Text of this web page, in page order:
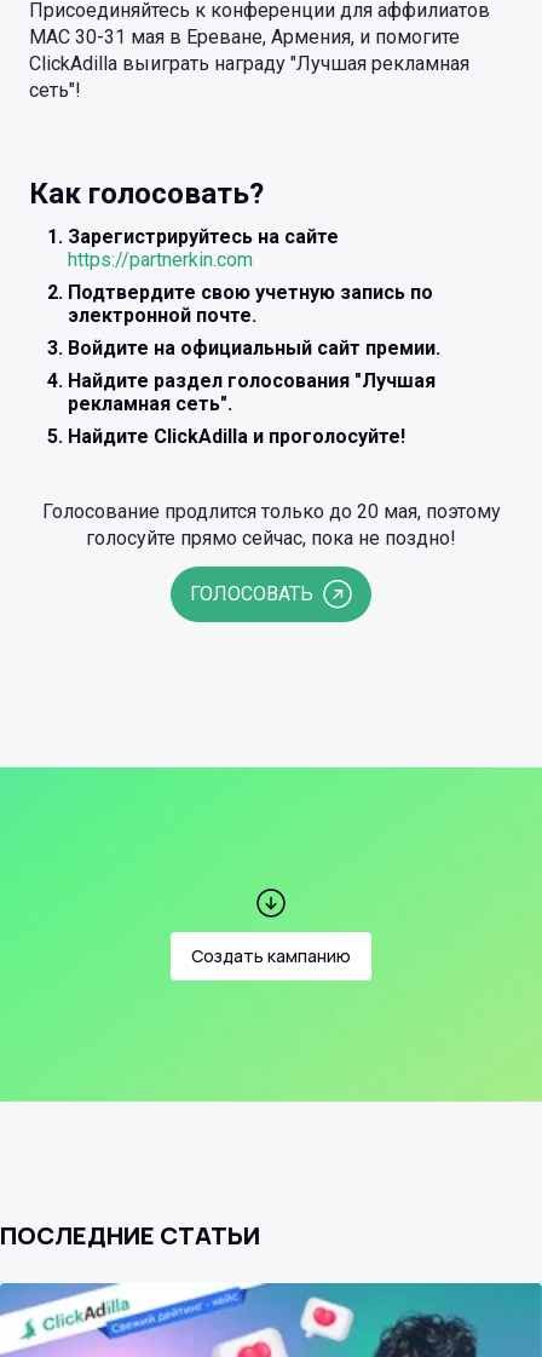
Присоединяйтесь к конференции для аффилиатов
MAC 30-31 мая в Ереване, Армения, и помогите
ClickAdilla выиграть награду "Лучшая рекламная
сеть"!
Как голосовать?
Зарегистрируйтесь на сайте
https://partnerkin.com
Подтвердите свою учетную запись по
электронной почте.
Войдите на официальный сайт премии.
Найдите раздел голосования "Лучшая
рекламная сеть".
Найдите ClickAdilla и проголосуйте!
Голосование продлится только до 20 мая, поэтому
голосуйте прямо сейчас, пока не поздно!
ГОЛОСОВАТЬ
Создать кампанию
ПОСЛЕДНИЕ СТАТЬИ